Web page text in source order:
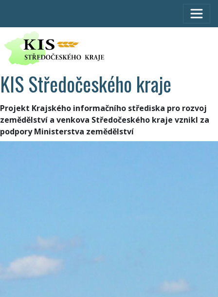
KIS Středočeského kraje
Projekt Krajského informačního střediska pro rozvoj
zemědělství a venkova Středočeského kraje vznikl za
podpory Ministerstva zemědělství